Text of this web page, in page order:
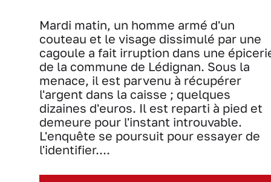
Mardi matin, un homme armé d'un
couteau et le visage dissimulé par une
cagoule a fait irruption dans une
de la commune de Lédignan. Sous la
menace, il est parvenu à récupérer
l'argent dans la caisse ; quelques
dizaines d'euros. Il est reparti à pied et
demeure pour l'instant introuvable.
L'enquête se poursuit pour essayer de
l'identifier....